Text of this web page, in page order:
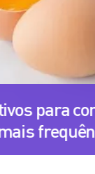
para